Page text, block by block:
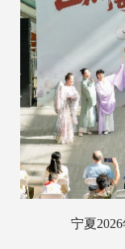
宁夏